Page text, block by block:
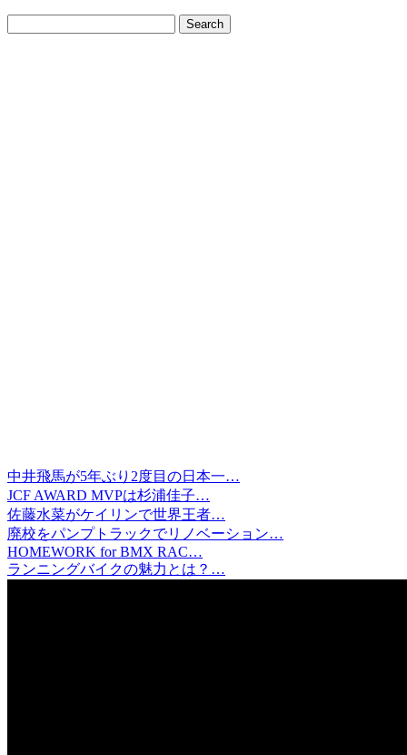
中井飛馬が5年ぶり2度目の日本一…
JCF AWARD MVPは杉浦佳子…
佐藤水菜がケイリンで世界王者…
廃校をパンプトラックでリノベーション…
HOMEWORK for BMX RAC…
ランニングバイクの魅力とは？…